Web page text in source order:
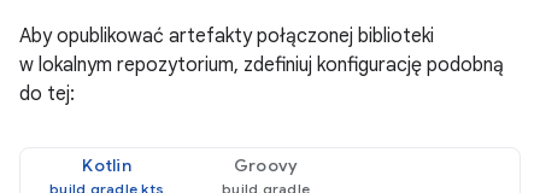
Aby opublikować artefakty połączonej biblioteki
w lokalnym repozytorium, zdefiniuj konfigurację podobną
do tej:
Kotlin Groovy